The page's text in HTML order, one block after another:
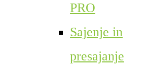
PRO
Sajenje in
presajanje